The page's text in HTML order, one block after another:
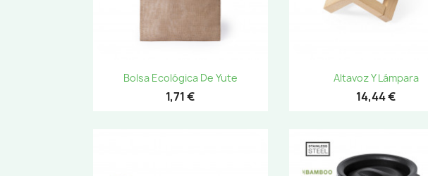
Bolsa Ecológica De Yute
1,71 €
Vista rápida Altavoz Y Lámpara
14,44 €
Vista rápida